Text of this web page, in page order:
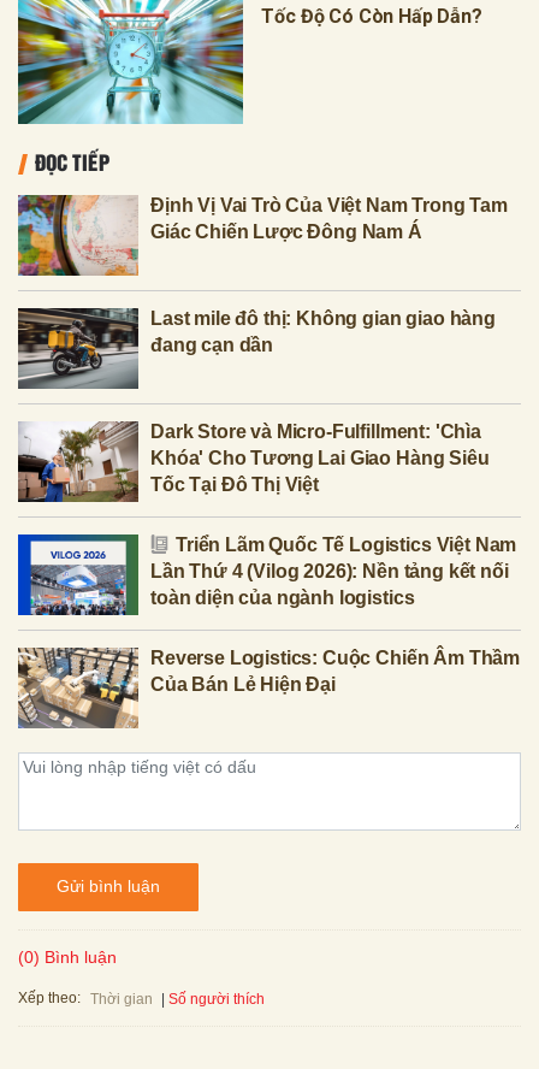
Tốc Độ Có Còn Hấp Dẫn?
ĐỌC TIẾP
Định Vị Vai Trò Của Việt Nam Trong Tam
Giác Chiến Lược Đông Nam Á
Last mile đô thị: Không gian giao hàng
đang cạn dần
Dark Store và Micro-Fulfillment: 'Chìa
Khóa' Cho Tương Lai Giao Hàng Siêu
Tốc Tại Đô Thị Việt
Triển Lãm Quốc Tế Logistics Việt Nam
Lần Thứ 4 (Vilog 2026): Nền tảng kết nối
toàn diện của ngành logistics
Reverse Logistics: Cuộc Chiến Âm Thầm
Của Bán Lẻ Hiện Đại
Gửi bình luận
(0) Bình luận
Xếp theo: Thời gian Số người thích